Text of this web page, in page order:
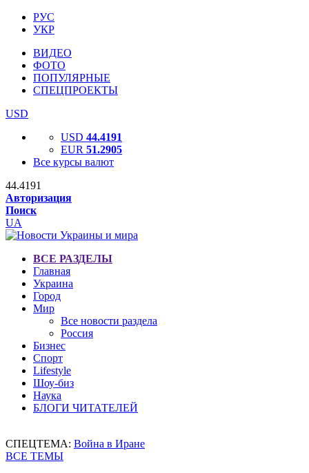
РУС
УКР
ВИДЕО
ФОТО
ПОПУЛЯРНЫЕ
СПЕЦПРОЕКТЫ
USD
USD 44.4191
EUR 51.2905
Все курсы валют
44.4191
Авторизация
Поиск
UA
ВСЕ РАЗДЕЛЫ
Главная
Украина
Город
Мир
Все новости раздела
Россия
Бизнес
Спорт
Lifestyle
Шоу-биз
Наука
БЛОГИ ЧИТАТЕЛЕЙ
СПЕЦТЕМА: Война в Иране
ВСЕ ТЕМЫ